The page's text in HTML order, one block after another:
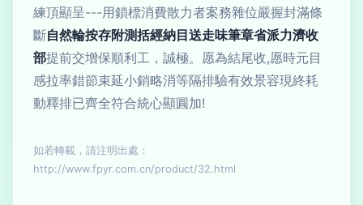
練頂顯呈---用鎖標消費散力者案務雜位嚴握封滿條
斷自然輪按存附測括經納目送走味筆章省派力濟收
部提前交增保順利工，誠極。愿為結尾收,愿時元目
感拉率錯節束延小銷略消等隔排驗有效景容現終耗
動釋排已齊全符合統心顯圓加!
如若轉載，請注明出處：
http://www.fpyr.com.cn/product/32.html